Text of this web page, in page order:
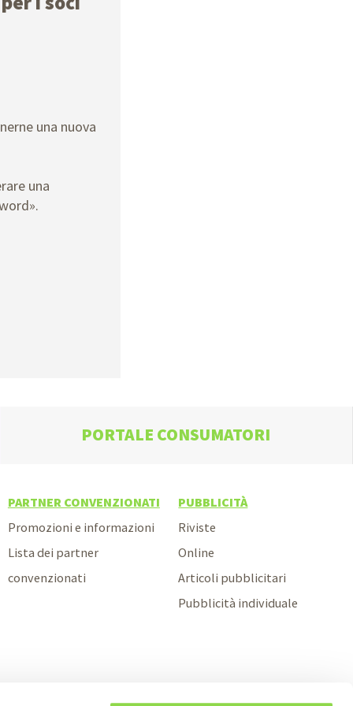
una nuova
una
PORTALE CONSUMATORI
PARTNER CONVENZIONATI
Promozioni e informazioni
Lista dei partner
convenzionati
PUBBLICITÀ
Riviste
Online
Articoli pubblicitari
Pubblicità individuale